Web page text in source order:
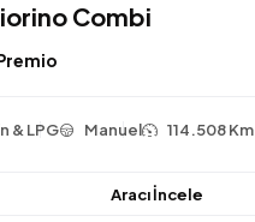
Combi
& LPG Manuel 114.508 Km
Aracı İncele